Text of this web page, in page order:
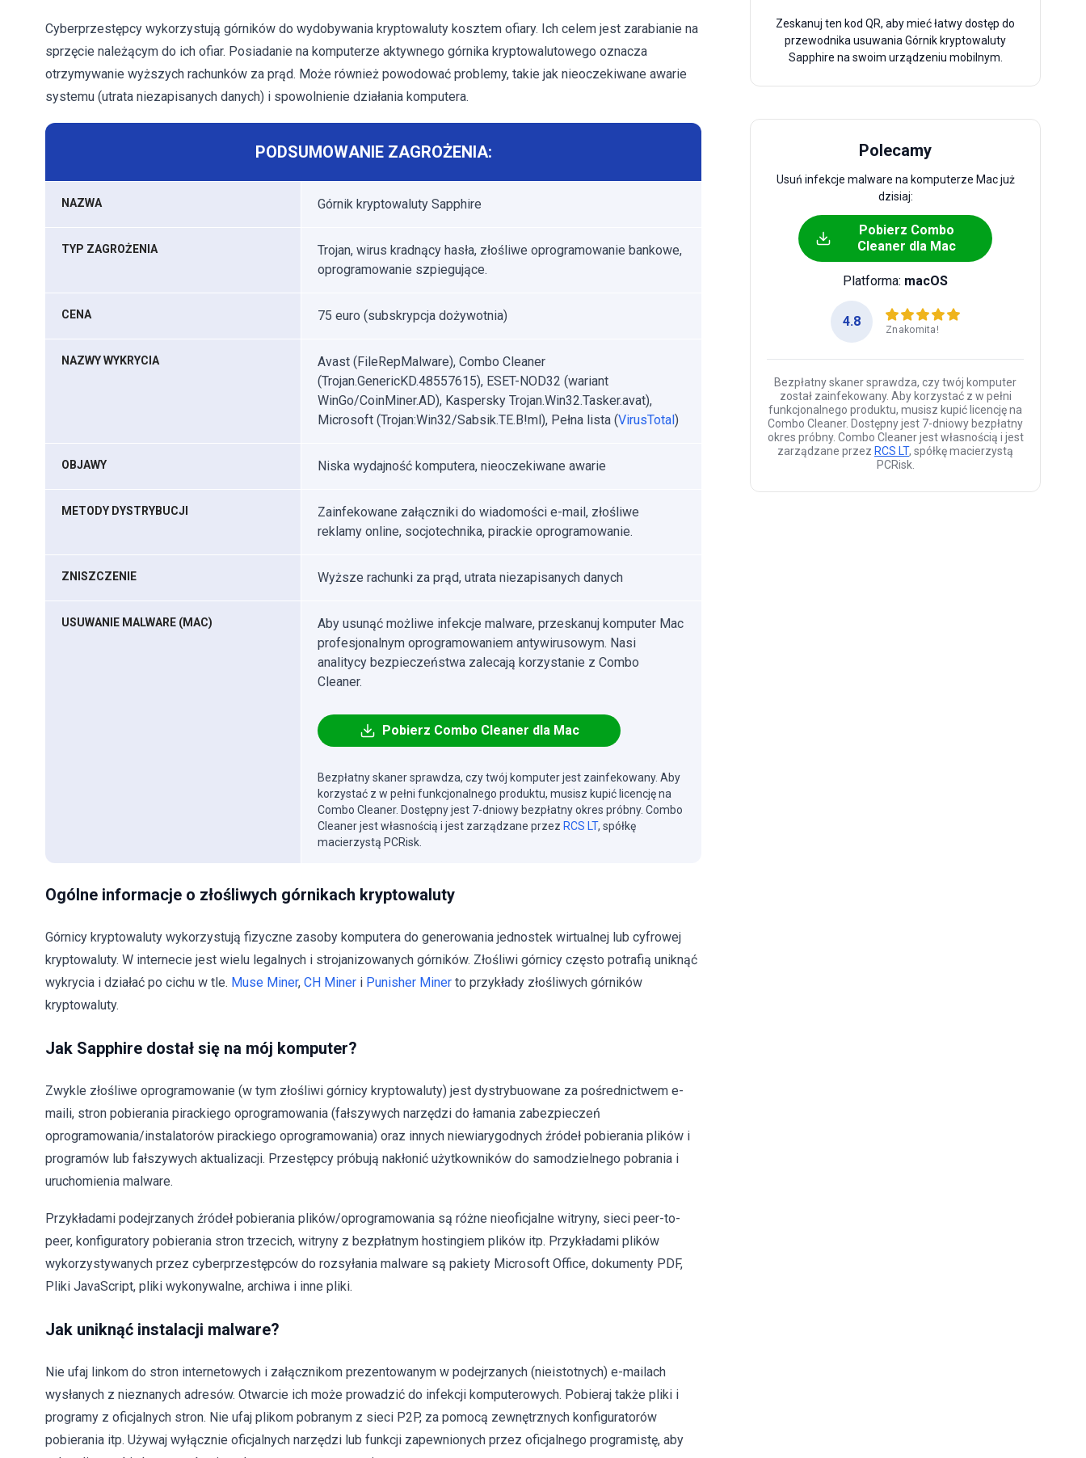
Cyberprzestępcy wykorzystują górników do wydobywania kryptowaluty kosztem ofiary. Ich celem jest zarabianie na
sprzęcie należącym do ich ofiar. Posiadanie na komputerze aktywnego górnika kryptowalutowego oznacza
otrzymywanie wyższych rachunków za prąd. Może również powodować problemy, takie jak nieoczekiwane awarie
systemu (utrata niezapisanych danych) i spowolnienie działania komputera.
PODSUMOWANIE ZAGROŻENIA:
NAZWA Górnik kryptowaluty Sapphire
TYP ZAGROŻENIA
Trojan, wirus kradnący hasła, złośliwe oprogramowanie bankowe,
oprogramowanie szpiegujące.
CENA 75 euro (subskrypcja dożywotnia)
NAZWY WYKRYCIA
Avast (FileRepMalware), Combo Cleaner
(Trojan.GenericKD.48557615), ESET-NOD32 (wariant
WinGo/CoinMiner.AD), Kaspersky Trojan.Win32.Tasker.avat),
Microsoft (Trojan:Win32/Sabsik.TE.B!ml), Pełna lista (VirusTotal)
OBJAWY Niska wydajność komputera, nieoczekiwane awarie
METODY DYSTRYBUCJI
Zainfekowane załączniki do wiadomości e-mail, złośliwe
reklamy online, socjotechnika, pirackie oprogramowanie.
ZNISZCZENIE Wyższe rachunki za prąd, utrata niezapisanych danych
USUWANIE MALWARE (MAC)
Aby usunąć możliwe infekcje malware, przeskanuj komputer Mac
profesjonalnym oprogramowaniem antywirusowym. Nasi
analitycy bezpieczeństwa zalecają korzystanie z Combo
Cleaner.
Pobierz Combo Cleaner dla Mac
Bezpłatny skaner sprawdza, czy twój komputer jest zainfekowany. Aby
korzystać z w pełni funkcjonalnego produktu, musisz kupić licencję na
Combo Cleaner. Dostępny jest 7-dniowy bezpłatny okres próbny. Combo
Cleaner jest własnością i jest zarządzane przez RCS LT, spółkę
macierzystą PCRisk.
Ogólne informacje o złośliwych górnikach kryptowaluty
Górnicy kryptowaluty wykorzystują fizyczne zasoby komputera do generowania jednostek wirtualnej lub cyfrowej
kryptowaluty. W internecie jest wielu legalnych i strojanizowanych górników. Złośliwi górnicy często potrafią uniknąć
wykrycia i działać po cichu w tle. Muse Miner, CH Miner i Punisher Miner to przykłady złośliwych górników
kryptowaluty.
Jak Sapphire dostał się na mój komputer?
Zwykle złośliwe oprogramowanie (w tym złośliwi górnicy kryptowaluty) jest dystrybuowane za pośrednictwem e-
maili, stron pobierania pirackiego oprogramowania (fałszywych narzędzi do łamania zabezpieczeń
oprogramowania/instalatorów pirackiego oprogramowania) oraz innych niewiarygodnych źródeł pobierania plików i
programów lub fałszywych aktualizacji. Przestępcy próbują nakłonić użytkowników do samodzielnego pobrania i
uruchomienia malware.
Przykładami podejrzanych źródeł pobierania plików/oprogramowania są różne nieoficjalne witryny, sieci peer-to-
peer, konfiguratory pobierania stron trzecich, witryny z bezpłatnym hostingiem plików itp. Przykładami plików
wykorzystywanych przez cyberprzestępców do rozsyłania malware są pakiety Microsoft Office, dokumenty PDF,
Pliki JavaScript, pliki wykonywalne, archiwa i inne pliki.
Jak uniknąć instalacji malware?
Nie ufaj linkom do stron internetowych i załącznikom prezentowanym w podejrzanych (nieistotnych) e-mailach
wysłanych z nieznanych adresów. Otwarcie ich może prowadzić do infekcji komputerowych. Pobieraj także pliki i
programy z oficjalnych stron. Nie ufaj plikom pobranym z sieci P2P, za pomocą zewnętrznych konfiguratorów
pobierania itp. Używaj wyłącznie oficjalnych narzędzi lub funkcji zapewnionych przez oficjalnego programistę, aby
Zeskanuj ten kod QR, aby mieć łatwy dostęp do
przewodnika usuwania Górnik kryptowaluty
Sapphire na swoim urządzeniu mobilnym.
Polecamy
Usuń infekcje malware na komputerze Mac już
dzisiaj:
Pobierz Combo
Cleaner dla Mac
Platforma: macOS
4.8
Znakomita!
Bezpłatny skaner sprawdza, czy twój komputer
został zainfekowany. Aby korzystać z w pełni
funkcjonalnego produktu, musisz kupić licencję na
Combo Cleaner. Dostępny jest 7-dniowy bezpłatny
okres próbny. Combo Cleaner jest własnością i jest
zarządzane przez RCS LT, spółkę macierzystą
PCRisk.